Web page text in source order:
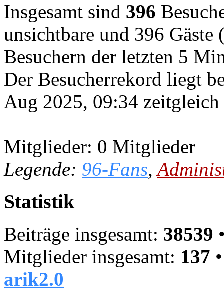
Insgesamt sind 396
unsichtbare und 396 Gäste
Besuchern der letzten 5
Der Besucherrekord liegt
Aug 2025, 09:34
Mitglieder: 0 Mitglieder
Legende: 96-Fans,
Statistik
Beiträge insgesamt: 38539
Mitglieder insgesamt: 137
arik2.0